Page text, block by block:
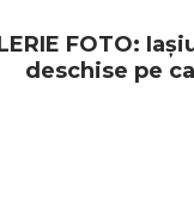
FOTO:
deschise pe